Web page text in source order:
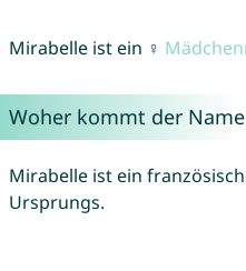
Mirabelle ist ein ♀
Woher kommt der
Mirabelle ist ein
Ursprungs.